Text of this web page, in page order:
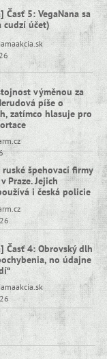
Časť 5: VegaNana sa
cudzí účet)
výměnou za
píše o
zatímco hlasuje pro
ruské špehovací firmy
Praze. Jejich
i česká policie
Časť 4: Obrovský dlh
no údajne